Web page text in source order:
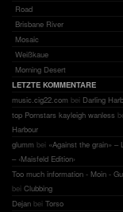
Road
Brisbane River
Mosaic
Weißkaue
Morning Desert
LETZTE KOMMENTARE
music.cig22.com bei Darling
top Pornstars kayleigh wanless
Harbour
glumm bei «Against the grain» –
– ‹Maisfeld Edition›
Too much information - Moin -
bei Clubbing
Dejan bei Torso